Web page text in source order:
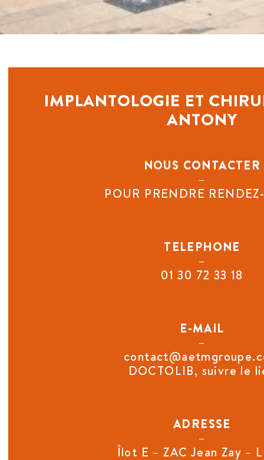
IMPLANTOLOGIE ET
ANTONY
NOUS CONTACTER
–
POUR PRENDRE
TELEPHONE
–
01 30 72 33 18
E-MAIL
–
DOCTOLIB, suivre le
ADRESSE
–
Îlot E – ZAC Jean Zay –